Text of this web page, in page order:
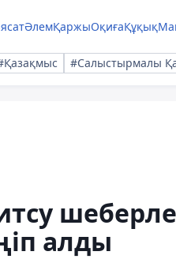
ӘлемҚаржыОқиғаҚұқық
#Салыстырмалы
алды